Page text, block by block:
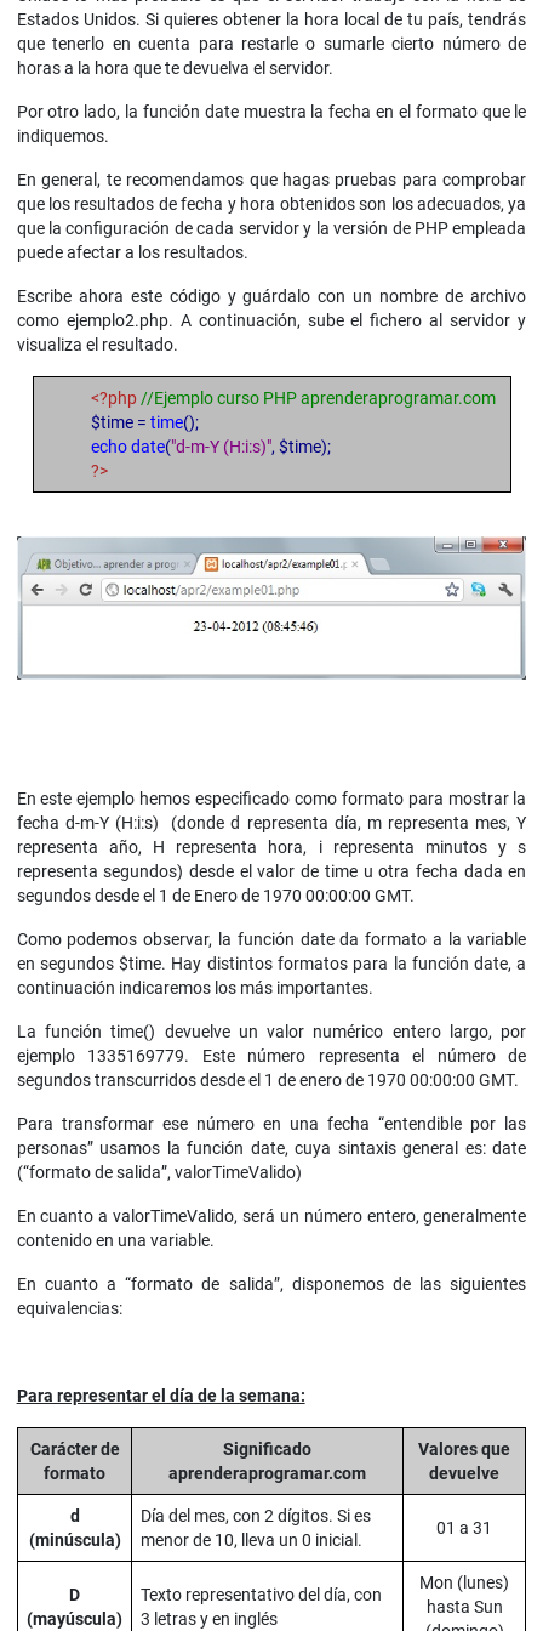
Estados Unidos. Si quieres obtener la hora local de tu país, tendrás
que tenerlo en cuenta para restarle o sumarle cierto número de
horas a la hora que te devuelva el servidor.
Por otro lado, la función date muestra la fecha en el formato que le
indiquemos.
En general, te recomendamos que hagas pruebas para comprobar
que los resultados de fecha y hora obtenidos son los adecuados, ya
que la configuración de cada servidor y la versión de PHP empleada
puede afectar a los resultados.
Escribe ahora este código y guárdalo con un nombre de archivo
como ejemplo2.php. A continuación, sube el fichero al servidor y
visualiza el resultado.
<?php //Ejemplo curso PHP aprenderaprogramar.com
$time = time();
echodate("d-m-Y (H:i:s)", $time);
?>
En este ejemplo hemos especificado como formato para mostrar la
fecha d-m-Y (H:i:s) (donde d representa día, m representa mes, Y
representa año, H representa hora, i representa minutos y s
representa segundos) desde el valor de time u otra fecha dada en
segundos desde el 1 de Enero de 1970 00:00:00 GMT.
Como podemos observar, la función date da formato a la variable
en segundos $time. Hay distintos formatos para la función date, a
continuación indicaremos los más importantes.
La función time() devuelve un valor numérico entero largo, por
ejemplo 1335169779. Este número representa el número de
segundos transcurridos desde el 1 de enero de 1970 00:00:00 GMT.
Para transformar ese número en una fecha “entendible por las
personas” usamos la función date, cuya sintaxis general es: date
(“formato de salida”, valorTimeValido)
En cuanto a valorTimeValido, será un número entero, generalmente
contenido en una variable.
En cuanto a “formato de salida”, disponemos de las siguientes
equivalencias:
Para representar el día de la semana:
Carácter de
formato
Significado
aprenderaprogramar.com
Valores que
devuelve
d
(minúscula)
Día del mes, con 2 dígitos. Si es
menor de 10, lleva un 0 inicial.
01 a 31
D
(mayúscula)
Texto representativo del día, con
3 letras y en inglés
Mon (lunes)
hasta Sun